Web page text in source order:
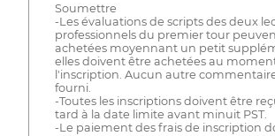
Soumettre
-Les évaluations de scripts des deux
professionnels du premier tour
achetées moyennant un petit
elles doivent être achetées au
l'inscription. Aucun autre
fourni.
-Toutes les inscriptions doivent être
tard à la date limite avant minuit PST.
-Le paiement des frais de inscription